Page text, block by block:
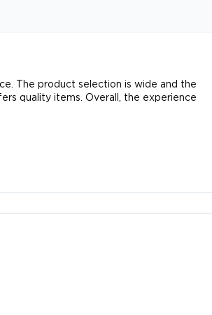
The product selection is wide and the
quality items. Overall, the experience